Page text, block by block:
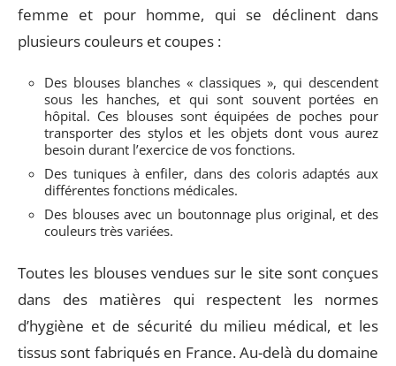
femme et pour homme, qui se déclinent dans
plusieurs couleurs et coupes :
Des blouses blanches « classiques », qui descendent
sous les hanches, et qui sont souvent portées en
hôpital. Ces blouses sont équipées de poches pour
transporter des stylos et les objets dont vous aurez
besoin durant l’exercice de vos fonctions.
Des tuniques à enfiler, dans des coloris adaptés aux
différentes fonctions médicales.
Des blouses avec un boutonnage plus original, et des
couleurs très variées.
Toutes les blouses vendues sur le site sont conçues
dans des matières qui respectent les normes
d’hygiène et de sécurité du milieu médical, et les
tissus sont fabriqués en France. Au-delà du domaine